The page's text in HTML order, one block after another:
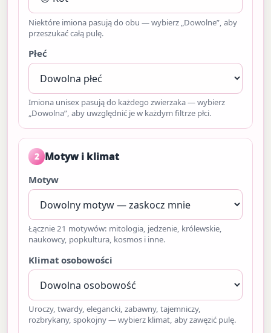
Niektóre imiona pasują do obu — wybierz „Dowolne”, aby
przeszukać całą pulę.
Płeć
Imiona unisex pasują do każdego zwierzaka — wybierz
„Dowolna”, aby uwzględnić je w każdym filtrze płci.
2 Motyw i klimat
Motyw
Łącznie 21 motywów: mitologia, jedzenie, królewskie,
naukowcy, popkultura, kosmos i inne.
Klimat osobowości
Uroczy, twardy, elegancki, zabawny, tajemniczy,
rozbrykany, spokojny — wybierz klimat, aby zawęzić pulę.